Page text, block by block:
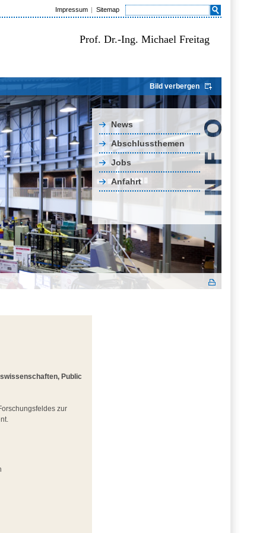
Impressum Sitemap
Prof. Dr.-Ing. Michael Freitag
Bild verbergen
News
Abschlussthemen
Jobs
Anfahrt
Public
zur